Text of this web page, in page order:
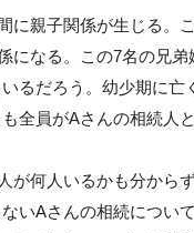
に親子関係が生じる。
になる。この7名の兄
るだろう。幼少期に
全員がAさんの相続人と
が何人いるかも分から
いAさんの相続につい